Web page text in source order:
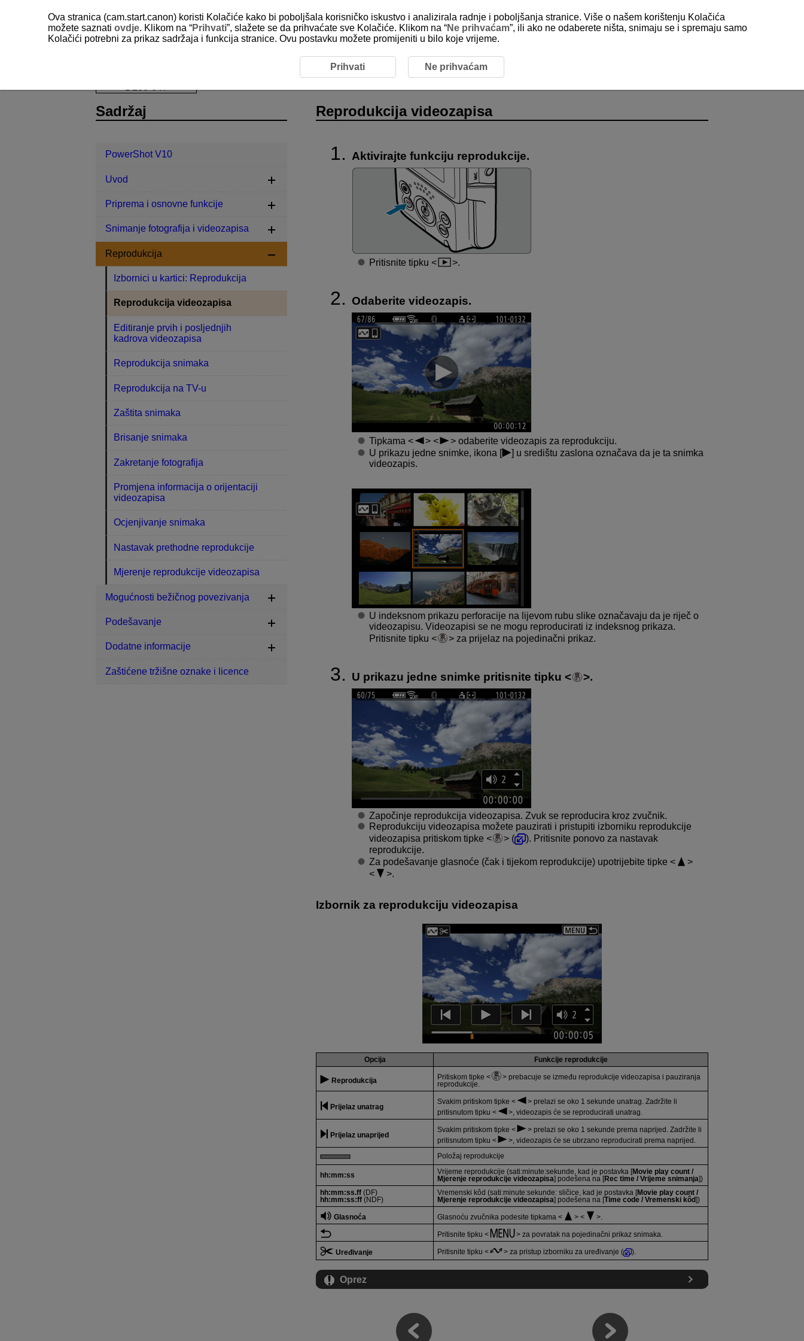
Reprodukcija videozapisa
Reprodukcija videozapisa
Aktivirajte funkciju reprodukcije.
Pritisnite tipku .
Odaberite videozapis.
Tipkama
odaberite videozapis za reprodukciju.
U prikazu jedne snimke, ikona [
] u središtu zaslona označava da je ta snimka
videozapis.
U indeksnom prikazu perforacije na lijevom rubu slike označavaju da je riječ o
videozapisu. Videozapisi se ne mogu reproducirati iz indeksnog prikaza.
Pritisnite tipku
za prijelaz na pojedinačni prikaz.
U prikazu jedne snimke pritisnite tipku .
Započinje reprodukcija videozapisa. Zvuk se reproducira kroz zvučnik.
Reprodukciju videozapisa možete pauzirati i pristupiti izborniku reprodukcije
videozapisa pritiskom tipke
(
). Pritisnite ponovo za nastavak
reprodukcije.
Za podešavanje glasnoće (čak i tijekom reprodukcije) upotrijebite tipke
.
Izbornik za reprodukciju videozapisa
Opcija Funkcije reprodukcije
Reprodukcija Pritiskom tipke
prebacuje se između reprodukcije videozapisa i pauziranja
reprodukcije.
Prijelaz unatrag
Svakim pritiskom tipke
prelazi se oko 1 sekunde unatrag. Zadržite li
pritisnutom tipku
, videozapis će se reproducirati unatrag.
Prijelaz unaprijed
Svakim pritiskom tipke
prelazi se oko 1 sekunde prema naprijed. Zadržite li
pritisnutom tipku
, videozapis će se ubrzano reproducirati prema naprijed.
Položaj reprodukcije
hh:mm:ss Vrijeme reprodukcije (sati:minute:sekunde, kad je postavka [Movie play count /
Mjerenje reprodukcije videozapisa] podešena na [Rec time / Vrijeme snimanja])
hh:mm:ss.ff(DF)
hh:mm:ss:ff(NDF)
Vremenski kôd (sati:minute:sekunde: sličice, kad je postavka [Movie play count /
Mjerenje reprodukcije videozapisa] podešena na [Time code / Vremenski kôd])
Glasnoća Glasnoću zvučnika podesite tipkama .
Pritisnite tipku za povratak na pojedinačni prikaz snimaka.
Uređivanje Pritisnite tipku za pristup izborniku za uređivanje ( ).
Oprez
Sadržaj
PowerShot V10
Uvod
Priprema i osnovne funkcije
Snimanje fotografija i videozapisa
Reprodukcija
Izbornici u kartici: Reprodukcija
Reprodukcija videozapisa
Editiranje prvih i posljednjih
kadrova videozapisa
Reprodukcija snimaka
Reprodukcija na TV-u
Zaštita snimaka
Brisanje snimaka
Zakretanje fotografija
Promjena informacija o orijentaciji
videozapisa
Ocjenjivanje snimaka
Nastavak prethodne reprodukcije
Mjerenje reprodukcije videozapisa
Mogućnosti bežičnog povezivanja
Podešavanje
Dodatne informacije
Zaštićene tržišne oznake i licence
Ova stranica (cam.start.canon) koristi Kolačiće kako bi poboljšala korisničko iskustvo i analizirala radnje i poboljšanja stranice. Više o našem korištenju Kolačića
možete saznati ovdje. Klikom na “Prihvati”, slažete se da prihvaćate sve Kolačiće. Klikom na “Ne prihvaćam”, ili ako ne odaberete ništa, snimaju se i spremaju samo
Kolačići potrebni za prikaz sadržaja i funkcija stranice. Ovu postavku možete promijeniti u bilo koje vrijeme.
Prihvati Ne prihvaćam